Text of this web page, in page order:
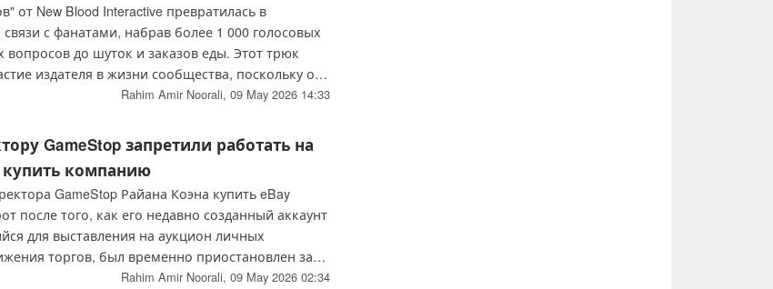
от New Blood Interactive превратилась в
с фанатами, набрав более 1 000 голосовых
до шуток и заказов еды. Этот трюк
издателя в жизни сообщества, поскольку он
обновлениями для таких игр, как
Rahim Amir Noorali, 09 May 2026 14:33
GameStop запретили работать на
компанию
GameStop Райана Коэна купить eBay
после того, как его недавно созданный аккаунт
для выставления на аукцион личных
торгов, был временно приостановлен за
Rahim Amir Noorali, 09 May 2026 02:34